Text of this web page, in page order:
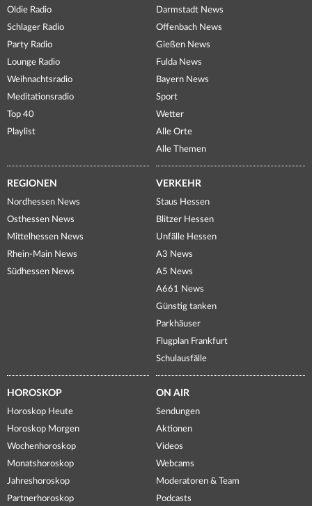
Oldie Radio
Schlager Radio
Party Radio
Lounge Radio
Weihnachtsradio
Meditationsradio
Top 40
Playlist
Darmstadt News
Offenbach News
Gießen News
Fulda News
Bayern News
Sport
Wetter
Alle Orte
Alle Themen
REGIONEN
Nordhessen News
Osthessen News
Mittelhessen News
Rhein-Main News
Südhessen News
VERKEHR
Staus Hessen
Blitzer Hessen
Unfälle Hessen
A3 News
A5 News
A661 News
Günstig tanken
Parkhäuser
Flugplan Frankfurt
Schulausfälle
HOROSKOP
Horoskop Heute
Horoskop Morgen
Wochenhoroskop
Monatshoroskop
Jahreshoroskop
Partnerhoroskop
ON AIR
Sendungen
Aktionen
Videos
Webcams
Moderatoren & Team
Podcasts